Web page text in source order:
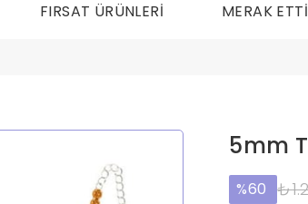
FIRSAT ÜRÜNLERİ MERAK
5mm
60